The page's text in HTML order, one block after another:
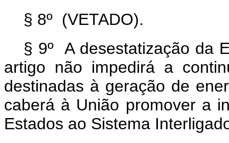
§ 8º (VETADO).
§ 9º A desestatização da
artigo não impedirá a
destinadas à geração de
caberá à União promover a
Estados ao Sistema